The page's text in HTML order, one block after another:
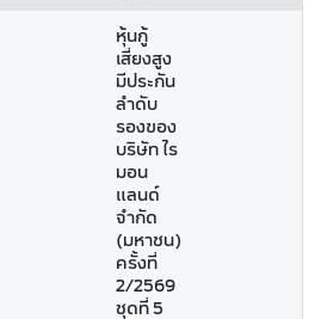
หุ้นกู้
เสี่ยงสูง
มีประกัน
ลำดับ
รองของ
บริษัท ไร
มอน
แลนด์
จำกัด
(มหาชน)
ครั้งที่
2/2569
ชุดที่ 5